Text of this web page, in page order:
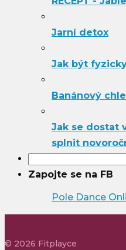
Jarní detox
Jak být
Banánový
Jak se dostat
splnit
Zapojte se na FB
Pole Dance
© 2026 Fitplayce